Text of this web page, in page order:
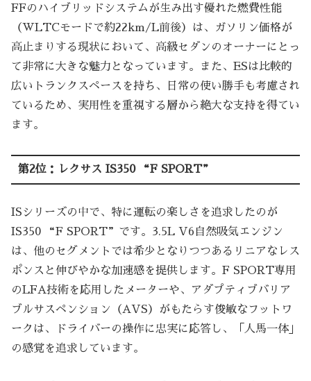
FFのハイブリッドシステムが生み出す優れた燃費性能
（WLTCモードで約22km/L前後）は、ガソリン価格が
高止まりする現状において、高級セダンのオーナーにとっ
て非常に大きな魅力となっています。また、ESは比較的
広いトランクスペースを持ち、日常の使い勝手も考慮され
ているため、実用性を重視する層から絶大な支持を得てい
ます。
第2位：レクサス IS350 “F SPORT”
ISシリーズの中で、特に運転の楽しさを追求したのが
IS350 “F SPORT”です。3.5L V6自然吸気エンジン
は、他のセグメントでは希少となりつつあるリニアなレス
ポンスと伸びやかな加速感を提供します。F SPORT専用
のLFA技術を応用したメーターや、アダプティブバリア
ブルサスペンション（AVS）がもたらす俊敏なフットワ
ークは、ドライバーの操作に忠実に応答し、「人馬一体」
の感覚を追求しています。